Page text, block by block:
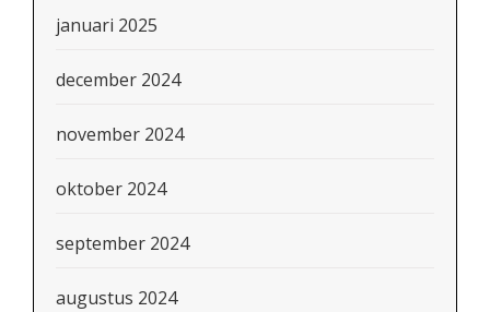
januari 2025
december 2024
november 2024
oktober 2024
september 2024
augustus 2024